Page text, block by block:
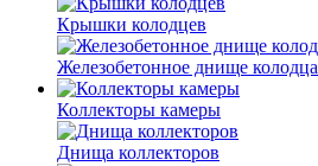
Крышки колодцев
Железобетонное днище колодца
Коллекторы камеры
Днища коллекторов